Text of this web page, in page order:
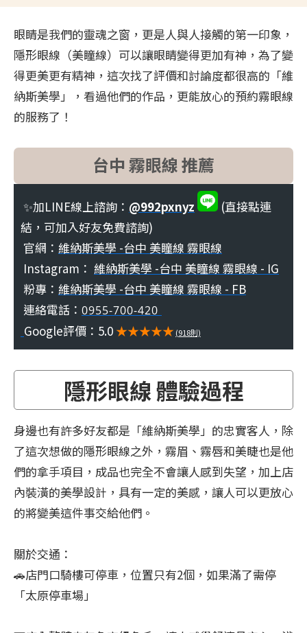
眼睛是我們的靈魂之窗，更是人與人接觸的第一印象，
隱形眼線（美瞳線）可以讓眼睛變得更加有神，為了變
得更美更有精神，這次找了評價和討論度都很高的「維
納斯美學」，看過他們的作品，更能放心的預約霧眼線
的服務了！
台中 霧眼線 推薦
✨加LINE線上諮詢： @992pxnyz
(直接點連
結，可加入好友免費諮詢)
官網： 維納斯美學 -台中 美瞳線 霧眼線
Instagram： 維納斯美學 -台中 美瞳線 霧眼線 - IG
粉專： 維納斯美學 -台中 美瞳線 霧眼線 - FB
連絡電話： 0955-700-420
Google評價：5.0 ★★★★★ (918則)
隱形眼線 體驗過程
身邊也有許多好友都是「維納斯美學」的忠實客人，除
了這次想做的隱形眼線之外，霧眉、霧唇和美睫也是他
們的拿手項目，成品也完全不會讓人感到失望，加上店
內裝潢的美學設計，具有一定的美感，讓人可以更放心
的將變美這件事交給他們。
關於交通：
🚗店門口騎樓可停車，位置只有2個，如果滿了需停
「太原停車場」